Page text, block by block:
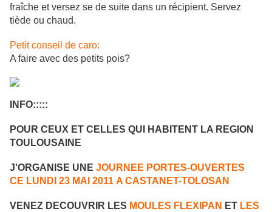
fraîche et versez se de suite dans un récipient. Servez
tiède ou chaud.
Petit conseil de caro:
A faire avec des petits pois?
INFO:::::
POUR CEUX ET CELLES QUI HABITENT LA REGION
TOULOUSAINE
J'ORGANISE UNE JOURNEE PORTES-OUVERTES
CE LUNDI 23 MAI 2011 A CASTANET-TOLOSAN
VENEZ DECOUVRIR LES MOULES FLEXIPAN ET LES